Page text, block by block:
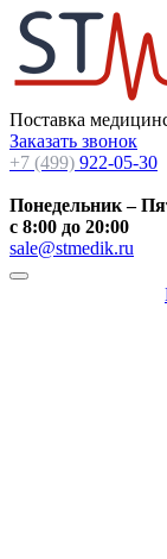
Поставка
Заказать звонок
+7 (499) 922-05-30
Понедельник –
с 8:00 до 20:00
sale@stmedik.ru